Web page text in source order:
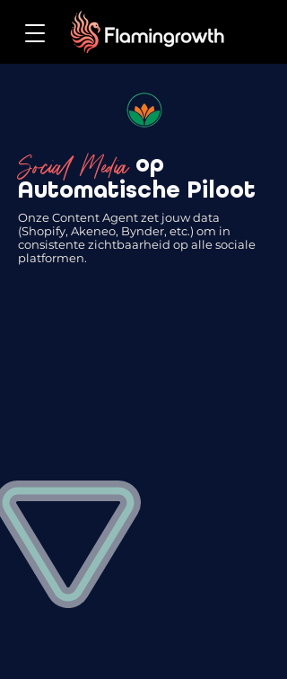
Social Mediaop
Automatische Piloot
Onze Content Agent zet jouw data
(Shopify, Akeneo, Bynder, etc.) om in
consistente zichtbaarheid op alle sociale
platformen.